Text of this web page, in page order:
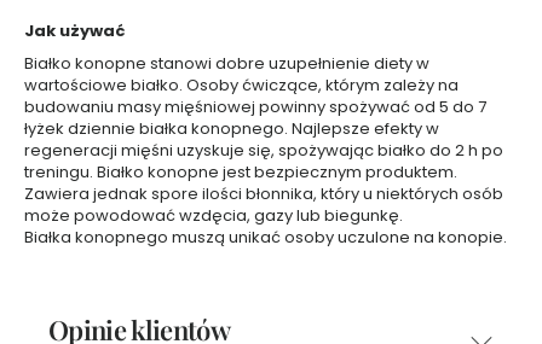
Z
e
s
t
a
w
y
m
Jak używać
Białko konopne stanowi dobre uzupełnienie diety w
wartościowe białko. Osoby ćwiczące, którym zależy na
budowaniu masy mięśniowej powinny spożywać od 5 do 7
łyżek dziennie białka konopnego. Najlepsze efekty w
regeneracji mięśni uzyskuje się, spożywając białko do 2 h po
treningu. Białko konopne jest bezpiecznym produktem.
Zawiera jednak spore ilości błonnika, który u niektórych osób
może powodować wzdęcia, gazy lub biegunkę.
Białka konopnego muszą unikać osoby uczulone na konopie.
Opinie klientów